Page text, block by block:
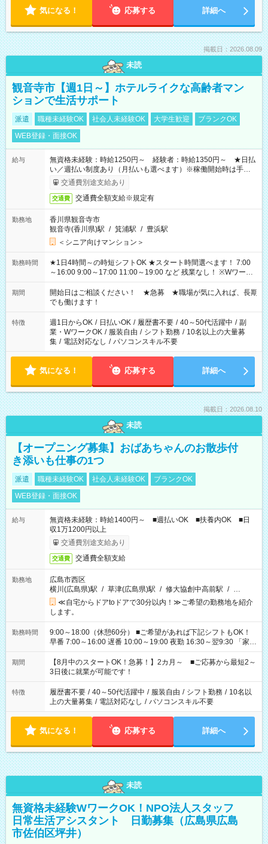
気になる！ 応募する 詳細へ
掲載日：2026.08.09
未読
観音寺市【週1日～】ホテルライクな高齢者マン
ションで生活サポート
派遣 職種未経験OK 社会人未経験OK 大学生歓迎
ブランクOK
WEB登録・面接OK
給与
無資格未経験：時給1250円～ 経験者：時給1350円～ ★日払
い／週払い制度あり（月払いも選べます）※稼働開始時は手続き
完了次第のお支払いとなります。
交通費別途支給あり
交通費 交通費全額支給※規定有
勤務地
香川県観音寺市
観音寺(香川県)駅 / 箕浦駅 / 豊浜駅
＜シニア向けマンション＞
勤務時間
★1日4時間～の時短シフトOK ★スタート時間選べます！ 7:00
～16:00 9:00～17:00 11:00～19:00 など 残業なし！ ※Wワーク
の場合、他のお仕事と合わせ週40時間超の就業はご案内できま
せん ※法令に基づき、週20時間以上勤務は社会保険への加入対
象となります ※労働者派遣法（日雇い派遣の原則禁止）によ
り、短時間・短期間の就業はご案内が難しい場合があります
期間
開始日はご相談ください！ ★急募 ★職場が気に入れば、長期
でも働けます！
特徴 週1日からOK / 日払いOK / 履歴書不要 / 40～50代活躍中 / 副
業・WワークOK / 服装自由 / シフト勤務 / 10名以上の大量募
集 / 電話対応なし / パソコンスキル不要
気になる！ 応募する 詳細へ
掲載日：2026.08.10
未読
【オープニング募集】おばあちゃんのお散歩付
き添いも仕事の1つ
派遣 職種未経験OK 社会人未経験OK
ブランクOK
WEB登録・面接OK
給与
無資格未経験：時給1400円～ ■週払いOK ■扶養内OK ■日
収1万1200円以上
交通費別途支給あり
交通費 交通費全額支給
勤務地
広島市西区
横川(広島県)駅 / 草津(広島県)駅 / 修大協創中高前駅 / …
≪自宅からドアtoドアで30分以内！≫ご希望の勤務地を紹介
します。
勤務時間
9:00～18:00（休憩60分） ■ご希望があれば下記シフトもOK！
早番 7:00～16:00 遅番 10:00～19:00 夜勤 16:30～翌9:30 「家族
と休みを合わせたい」 「余裕を持って夕飯の準備がしたい」
「できれば残業はしたくない」 など、ご希望を教えてください
ね。 ※Wワーク希望の方へ 今ご覧のお仕事で希望する勤務時間
と、もう1つのお仕事の勤務時間。 合計で週40時間を超える場
合は応募できません。
期間
【8月中のスタートOK！急募！】2カ月～ ■ご応募から最短2～
3日後に就業が可能です！
特徴 履歴書不要 / 40～50代活躍中 / 服装自由 / シフト勤務 / 10名以
上の大量募集 / 電話対応なし / パソコンスキル不要
気になる！ 応募する 詳細へ
未読
無資格未経験WワークOK！NPO法人スタッフ
日常生活アシスタント 日勤募集（広島県広島
市佐伯区坪井）